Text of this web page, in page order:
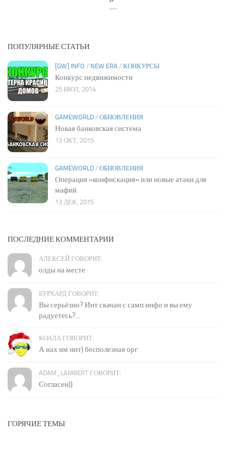
ПОПУЛЯРНЫЕ СТАТЬИ
[GW] INFO / NEW ERA / КОНКУРСЫ
Конкурс недвижимости
25 ИЮЛ, 2014
GAMEWORLD / ОБНОВЛЕНИЯ
Новая банковская система
13 ОКТ, 2015
GAMEWORLD / ОБНОВЛЕНИЯ
Операция «конфискация» или новые атаки для
мафий
13 ДЕК, 2015
ПОСЛЕДНИЕ КОММЕНТАРИИ
АЛЕКСЕЙ ГОВОРИТ:
олды на месте
БУРХАРД ГОВОРИТ:
Вы серьёзно? Инт скачан с самп инфо и вы ему
радуетесь?...
КОАЛА ГОВОРИТ:
А нах им инт) бесполезная орг
ADAM_LAMBERT ГОВОРИТ:
Согласен))
ГОРЯЧИЕ ТЕМЫ